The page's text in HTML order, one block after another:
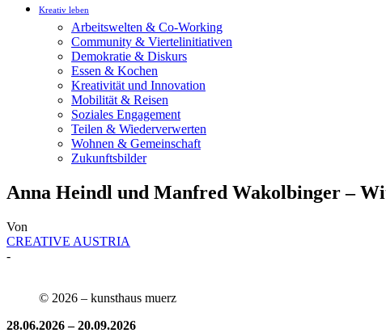
Kreativ leben
Arbeitswelten & Co-Working
Community & Viertelinitiativen
Demokratie & Diskurs
Essen & Kochen
Kreativität und Innovation
Mobilität & Reisen
Soziales Engagement
Teilen & Wiederverwerten
Wohnen & Gemeinschaft
Zukunftsbilder
Anna Heindl und Manfred Wakolbinger –
Von
CREATIVE AUSTRIA
-
© 2026 – kunsthaus muerz
28.06.2026 – 20.09.2026